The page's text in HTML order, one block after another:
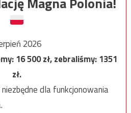
2026
16 500zł, zebraliśmy:1351
zł.
dla funkcjonowania